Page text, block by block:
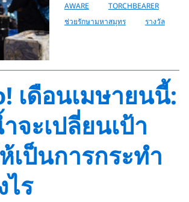
AWARE
TORCHBEARER
ช่วยรักษามหาสมุทร
รางวัล
เดือนเมษายนนี้:
จะเปลี่ยนเป้า
เป็นการกระทำ
ไร